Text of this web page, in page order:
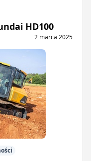
HD100
2 marca 2025